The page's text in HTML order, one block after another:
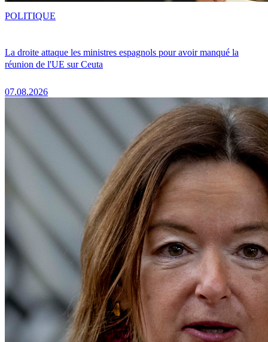
La droite attaque les ministres espagnols pour avoir manqué la
réunion de l'UE sur Ceuta
07.08.2026
POLITIQUE